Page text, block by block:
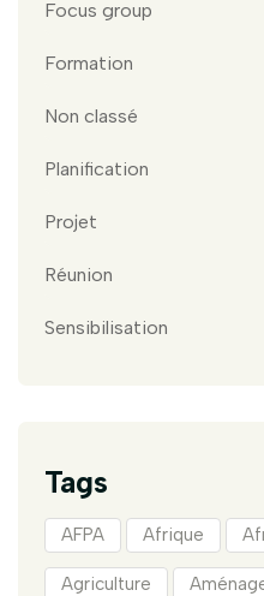
Focus group
Formation
Non classé
Planification
Projet
Réunion
Sensibilisation
Tags
AFPA Afrique
Agriculture